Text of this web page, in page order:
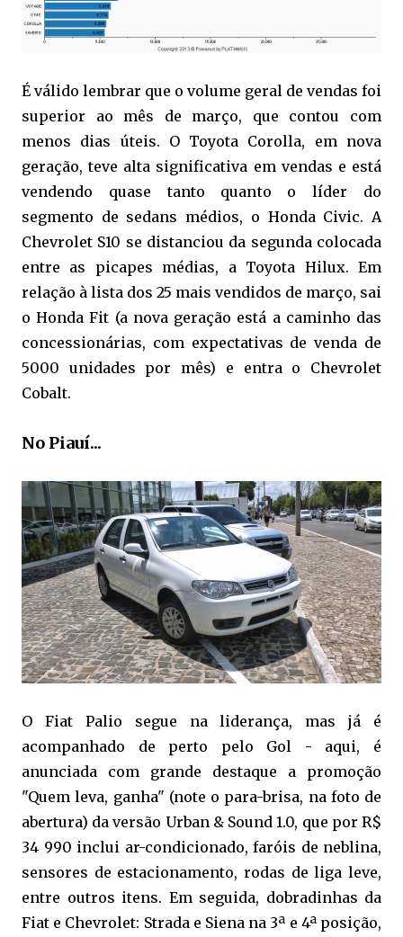
É válido lembrar que o volume geral de vendas foi
superior ao mês de março, que contou com
menos dias úteis. O Toyota Corolla, em nova
geração, teve alta significativa em vendas e está
vendendo quase tanto quanto o líder do
segmento de sedans médios, o Honda Civic. A
Chevrolet S10 se distanciou da segunda colocada
entre as picapes médias, a Toyota Hilux. Em
relação à lista dos 25 mais vendidos de março, sai
o Honda Fit (a nova geração está a caminho das
concessionárias, com expectativas de venda de
5000 unidades por mês) e entra o Chevrolet
Cobalt.
No Piauí...
O Fiat Palio segue na liderança, mas já é
acompanhado de perto pelo Gol - aqui, é
anunciada com grande destaque a promoção
"Quem leva, ganha" (note o para-brisa, na foto de
abertura) da versão Urban & Sound 1.0, que por R$
34 990 inclui ar-condicionado, faróis de neblina,
sensores de estacionamento, rodas de liga leve,
entre outros itens. Em seguida, dobradinhas da
Fiat e Chevrolet: Strada e Siena na 3ª e 4ª posição,